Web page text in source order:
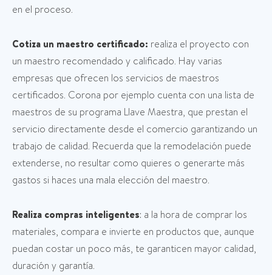
en el proceso.
Cotiza un maestro certificado: realiza el proyecto con
un maestro recomendado y calificado. Hay varias
empresas que ofrecen los servicios de maestros
certificados. Corona por ejemplo cuenta con una lista de
maestros de su programa Llave Maestra, que prestan el
servicio directamente desde el comercio garantizando un
trabajo de calidad. Recuerda que la remodelación puede
extenderse, no resultar como quieres o generarte más
gastos si haces una mala elección del maestro.
Realiza compras inteligentes: a la hora de comprar los
materiales, compara e invierte en productos que, aunque
puedan costar un poco más, te garanticen mayor calidad,
duración y garantía.